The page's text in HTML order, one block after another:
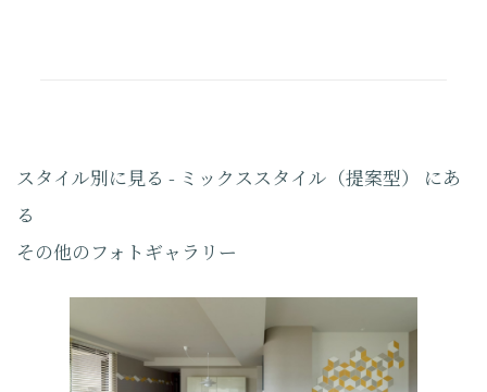
スタイル別に見る - ミックススタイル（提案型） にあ
る
その他のフォトギャラリー